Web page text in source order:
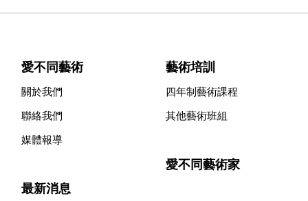
愛不同藝術
關於我們
聯絡我們
媒體報導
最新消息
藝術培訓
四年制藝術課程
其他藝術班組
愛不同藝術家